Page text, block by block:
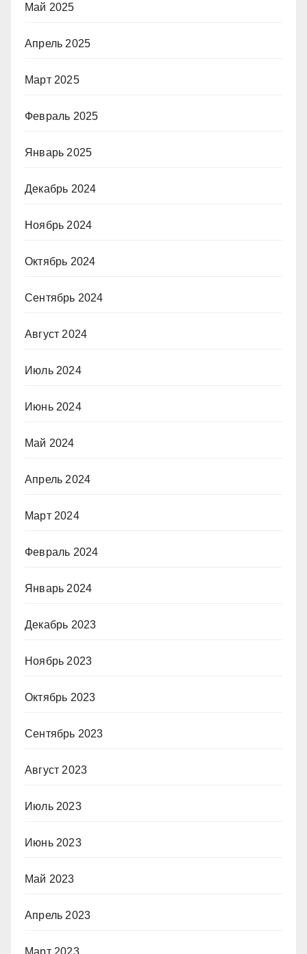
Май 2025
Апрель 2025
Март 2025
Февраль 2025
Январь 2025
Декабрь 2024
Ноябрь 2024
Октябрь 2024
Сентябрь 2024
Август 2024
Июль 2024
Июнь 2024
Май 2024
Апрель 2024
Март 2024
Февраль 2024
Январь 2024
Декабрь 2023
Ноябрь 2023
Октябрь 2023
Сентябрь 2023
Август 2023
Июль 2023
Июнь 2023
Май 2023
Апрель 2023
Март 2023